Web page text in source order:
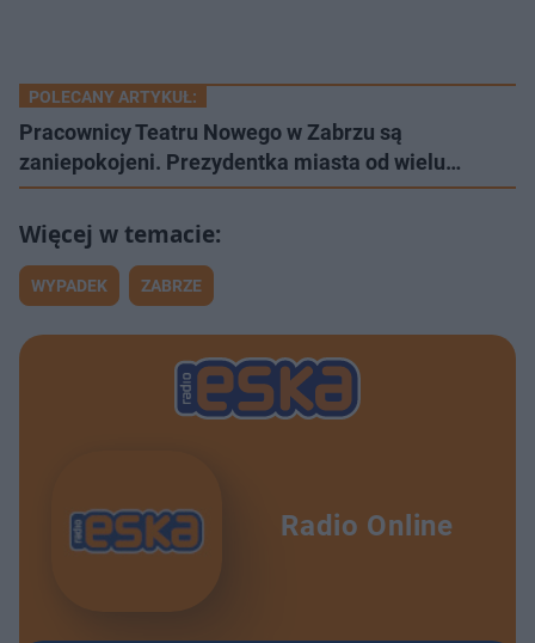
POLECANY ARTYKUŁ:
Pracownicy Teatru Nowego w Zabrzu są
zaniepokojeni. Prezydentka miasta od wielu…
WYPADEK ZABRZE
Radio Online